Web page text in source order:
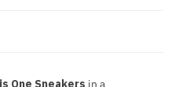
One Sneakers in a